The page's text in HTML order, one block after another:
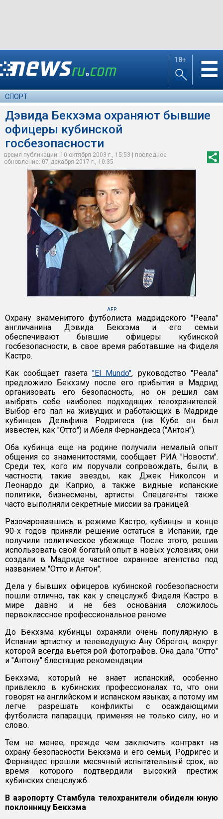
18+ ☰
СПОРТ
Дэвида Бекхэма охраняют бывшие
офицеры кубинской
госбезопасности
время публикации: 10 октября 2003 г., 15:53 | последнее
обновление: 07 декабря 2017 г., 10:35
AFP
Охрану знаменитого футболиста мадридского "Реала"
англичанина Дэвида Бекхэма и его семьи
обеспечивают бывшие офицеры кубинской
госбезопасности, в свое время работавшие на Фиделя
Кастро.
Как сообщает газета "El Mundo", руководство "Реала"
предложило Бекхэму после его прибытия в Мадрид
организовать его безопасность, но он решил сам
выбрать себе наиболее подходящих телохранителей.
Выбор его пал на живущих и работающих в Мадриде
кубинцев Дельфина Родригеса (на Кубе он был
известен, как "Отто") и Абеля Фернандеса ("Антон").
Оба кубинца еще на родине получили немалый опыт
общения со знаменитостями, сообщает РИА "Новости".
Среди тех, кого им поручали сопровождать, были, в
частности, такие звезды, как Джек Николсон и
Леонардо ди Каприо, а также видные испанские
политики, бизнесмены, артисты. Спецагенты также
часто выполняли секретные миссии за границей.
Разочаровавшись в режиме Кастро, кубинцы в конце
90-х годов приняли решение остаться в Испании, где
получили политическое убежище. После этого, решив
использовать свой богатый опыт в новых условиях, они
создали в Мадриде частное охранное агентство под
названием "Отто и Антон".
Дела у бывших офицеров кубинской госбезопасности
пошли отлично, так как у спецслужб Фиделя Кастро в
мире давно и не без основания сложилось
первоклассное профессиональное реноме.
До Бекхэма кубинцы охраняли очень популярную в
Испании артистку и телеведущую Ану Обрегон, вокруг
которой всегда вьется рой фотографов. Она дала "Отто"
и "Антону" блестящие рекомендации.
Бекхэма, который не знает испанский, особенно
привлекло в кубинских профессионалах то, что они
говорят на английском и испанском языках, а потому им
легче разрешать конфликты с осаждающими
футболиста папарацци, применяя не только силу, но и
слово.
Тем не менее, прежде чем заключить контракт на
охрану безопасности Бекхэма и его семьи, Родригес и
Фернандес прошли месячный испытательный срок, во
время которого подтвердили высокий престиж
кубинских спецслужб.
В аэропорту Стамбула телохранители обидели юную
поклонницу Бекхэма